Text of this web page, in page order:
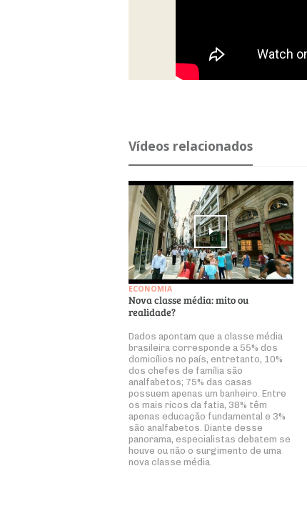
Ví­deos re­la­ci­o­nados
ECONOMIA
Nova classe média: mito ou
realidade?
Dados apontam que a classe média
brasileira corresponde a 55% dos
domicílios no país, entretanto, 10%
dos chefes de família são
analfabetos; 75% das casas
possuem apenas um banheiro. Entre
os mais ricos da fatia, 38% têm
apenas educação fundamental e 3%
são analfabetos. Diante desse
panorama, especialistas debatem se
houve ou não o surgimento de uma
nova classe média.